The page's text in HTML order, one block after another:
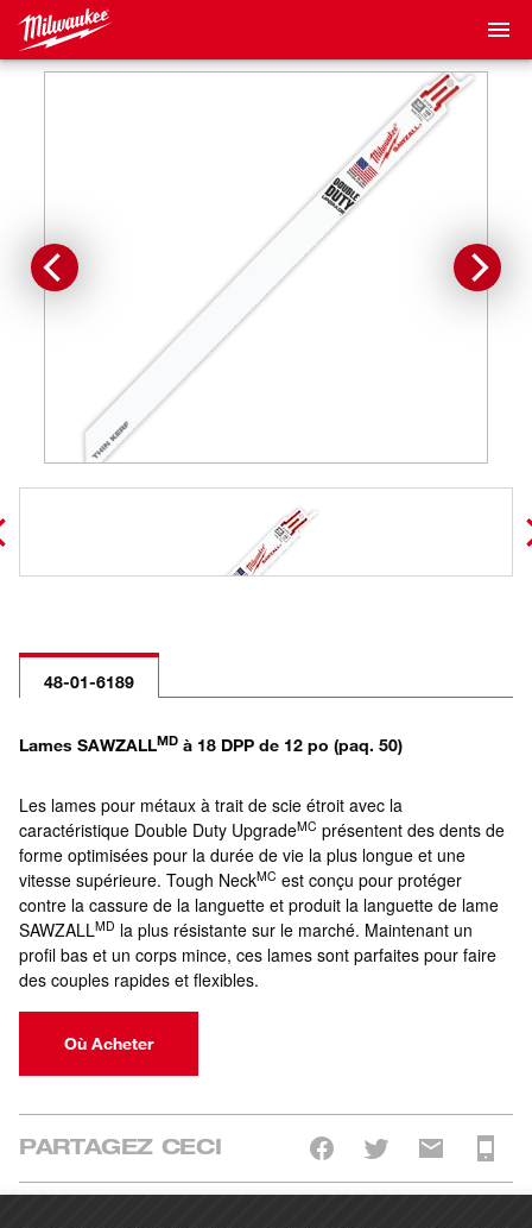
48-01-6189
Lames SAWZALLMD à 18 DPP de 12 po (paq. 50)
Les lames pour métaux à trait de scie étroit avec la
caractéristique Double Duty UpgradeMC présentent des dents de
forme optimisées pour la durée de vie la plus longue et une
vitesse supérieure. Tough NeckMC est conçu pour protéger
contre la cassure de la languette et produit la languette de lame
SAWZALLMD la plus résistante sur le marché. Maintenant un
profil bas et un corps mince, ces lames sont parfaites pour faire
des couples rapides et flexibles.
Où Acheter
PARTAGEZ CECI